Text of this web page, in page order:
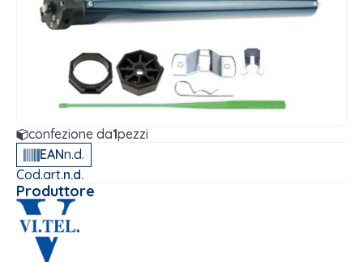
confezione da1pezzi
EANn.d.
Cod.art.n.d.
Produttore